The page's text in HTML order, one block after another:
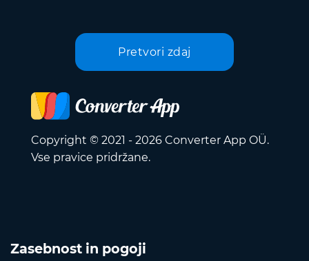
Pretvori zdaj
Copyright © 2021 - 2026 Converter App OÜ.
Vse pravice pridržane.
Zasebnost in pogoji